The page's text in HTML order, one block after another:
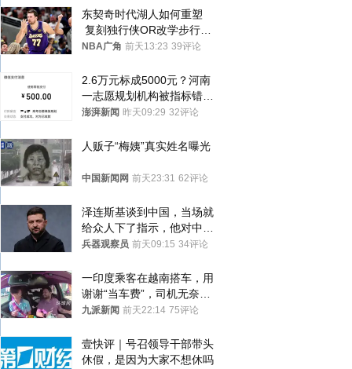
东契奇时代湖人如何重塑
复刻独行侠OR改学步行
者？
NBA广角 前天13:23 39评论
2.6万元标成5000元？河南
一志愿规划机构被指标错学
费致考生复读
澎湃新闻 昨天09:29 32评论
人贩子“梅姨”真实姓名曝光
中国新闻网 前天23:31 62评论
泽连斯基谈到中国，当场就
给众人下了指示，他对中国
和中乌关系，显然又有了新
兵器观察员 前天09:15 34评论
一印度乘客在越南搭车，用
谢谢“当车费”，司机无奈发
笑；印度网友：不代表印度
九派新闻 前天22:14 75评论
壹快评｜号召领导干部带头
休假，是因为大家不想休吗